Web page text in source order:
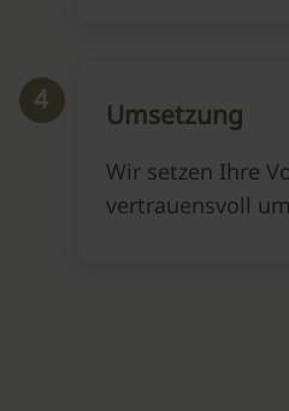
4 Umsetzung
Wir setzen Ihre
vertrauensvoll um